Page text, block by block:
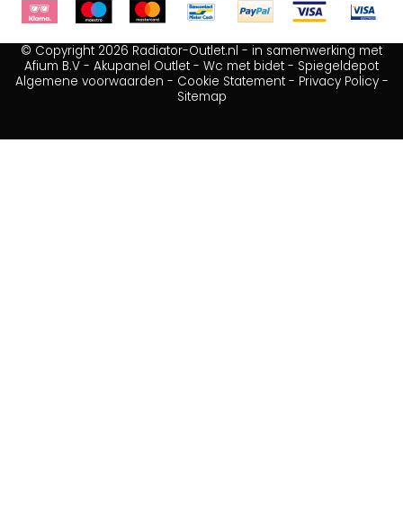
© Copyright 2026 Radiator-Outlet.nl - in samenwerking met
Afium B.V - Akupanel Outlet - Wc met bidet - Spiegeldepot
Algemene voorwaarden - Cookie Statement- Privacy Policy-
Sitemap